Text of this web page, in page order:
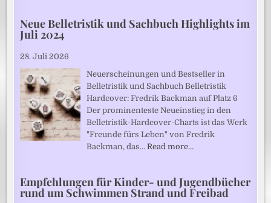
Neue Belletristik und Sachbuch Highlights im
Juli 2024
28. Juli 2026
Neuerscheinungen und Bestseller in
Belletristik und Sachbuch Belletristik
Hardcover: Fredrik Backman auf Platz 6
Der prominenteste Neueinstieg in den
Belletristik-Hardcover-Charts ist das Werk
"Freunde fürs Leben" von Fredrik
Backman, das…Read more…
Empfehlungen für Kinder- und Jugendbücher
rund um Schwimmen Strand und Freibad